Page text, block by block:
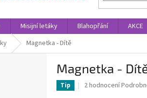
Misijní letáky Blahopřání AKCE
Magnetka - Dítě
Magnetka -
Tip
Průměrné
2 hodnocení